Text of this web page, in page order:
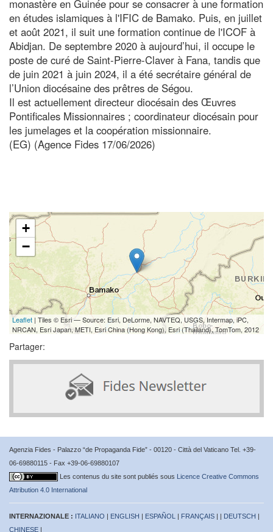
monastère en Guinée pour se consacrer à une formation
en études islamiques à l'IFIC de Bamako. Puis, en juillet
et août 2021, il suit une formation continue de l'ICOF à
Abidjan. De septembre 2020 à aujourd’hui, il occupe le
poste de curé de Saint-Pierre-Claver à Fana, tandis que
de juin 2021 à juin 2024, il a été secrétaire général de
l’Union diocésaine des prêtres de Ségou.
Il est actuellement directeur diocésain des Œuvres
Pontificales Missionnaires ; coordinateur diocésain pour
les jumelages et la coopération missionnaire.
(EG) (Agence Fides 17/06/2026)
+
−
Leaflet | Tiles © Esri — Source: Esri, DeLorme, NAVTEQ, USGS, Intermap, iPC,
NRCAN, Esri Japan, METI, Esri China (Hong Kong), Esri (Thailand), TomTom, 2012
Partager:
Agenzia Fides - Palazzo “de Propaganda Fide” - 00120 - Città del Vaticano Tel. +39-
06-69880115 - Fax +39-06-69880107
Les contenus du site sont publiés sous Licence Creative Commons
Attribution 4.0 International
INTERNAZIONALE : ITALIANO | ENGLISH | ESPAÑOL | FRANÇAIS | | DEUTSCH |
CHINESE |